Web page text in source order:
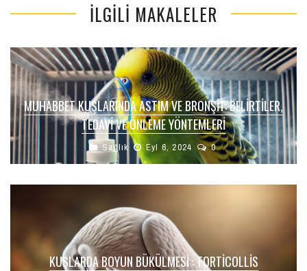
İLGILI MAKALELER
MUHABBET KUŞLARINDA ASTIM VE BRONŞIT: BELIRTILER,
TEDAVI VE ÖNLEME YÖNTEMLERI
Sağlık Eyl 6, 2024 0
KUŞLARDA BOYUN BÜKÜLMESI : TORTİCOLLİS